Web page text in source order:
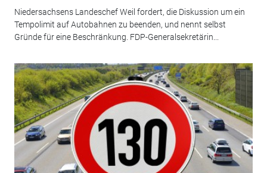
Niedersachsens Landeschef Weil fordert, die Diskussion um ein
Tempolimit auf Autobahnen zu beenden, und nennt selbst
Gründe für eine Beschränkung. FDP-Generalsekretärin...